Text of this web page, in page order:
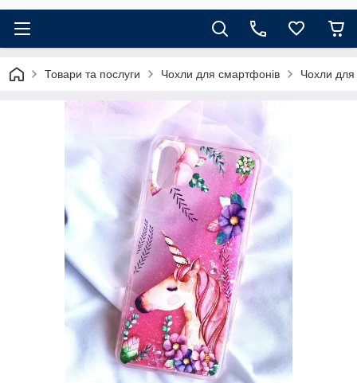
Товари та послуги Чохли для смартфонів Чохли